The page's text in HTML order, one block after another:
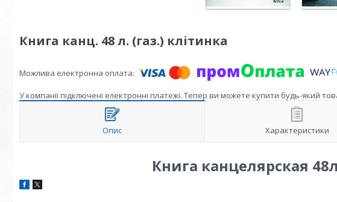
Книга канц. 48 л. (газ.) клітинка
У компанії підключені електронні платежі. Тепер ви можете купити будь-який
Опис Характеристики
Книга канцелярская